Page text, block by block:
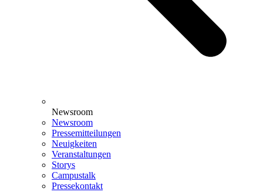
Newsroom
Newsroom
Pressemitteilungen
Neuigkeiten
Veranstaltungen
Storys
Campustalk
Pressekontakt